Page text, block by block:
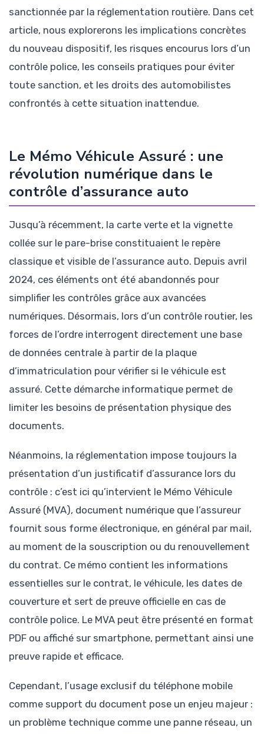
sanctionnée par la réglementation routière. Dans cet
article, nous explorerons les implications concrètes
du nouveau dispositif, les risques encourus lors d’un
contrôle police, les conseils pratiques pour éviter
toute sanction, et les droits des automobilistes
confrontés à cette situation inattendue.
Le Mémo Véhicule Assuré : une
révolution numérique dans le
contrôle d’assurance auto
Jusqu’à récemment, la carte verte et la vignette
collée sur le pare-brise constituaient le repère
classique et visible de l’assurance auto. Depuis avril
2024, ces éléments ont été abandonnés pour
simplifier les contrôles grâce aux avancées
numériques. Désormais, lors d’un contrôle routier, les
forces de l’ordre interrogent directement une base
de données centrale à partir de la plaque
d’immatriculation pour vérifier si le véhicule est
assuré. Cette démarche informatique permet de
limiter les besoins de présentation physique des
documents.
Néanmoins, la réglementation impose toujours la
présentation d’un justificatif d’assurance lors du
contrôle : c’est ici qu’intervient le Mémo Véhicule
Assuré (MVA), document numérique que l’assureur
fournit sous forme électronique, en général par mail,
au moment de la souscription ou du renouvellement
du contrat. Ce mémo contient les informations
essentielles sur le contrat, le véhicule, les dates de
couverture et sert de preuve officielle en cas de
contrôle police. Le MVA peut être présenté en format
PDF ou affiché sur smartphone, permettant ainsi une
preuve rapide et efficace.
Cependant, l’usage exclusif du téléphone mobile
comme support du document pose un enjeu majeur :
un problème technique comme une panne réseau, un